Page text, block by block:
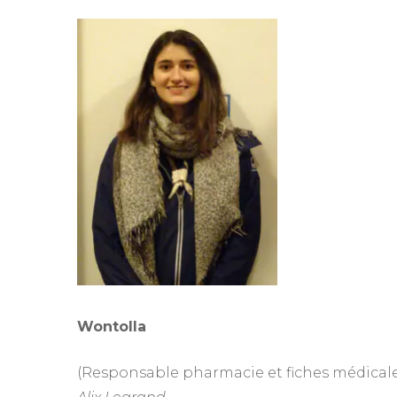
Wontolla
(Responsable pharmacie et fiches